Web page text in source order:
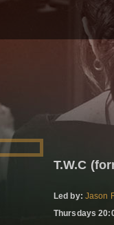
T.W.C
Led by: Jason
Thursdays